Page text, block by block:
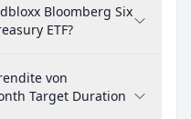
Bloomberg Six
ETF?
von
Target Duration